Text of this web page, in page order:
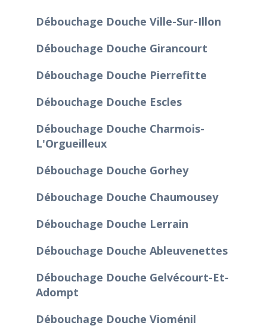
Débouchage Douche Ville-Sur-Illon
Débouchage Douche Girancourt
Débouchage Douche Pierrefitte
Débouchage Douche Escles
Débouchage Douche Charmois-
L'Orgueilleux
Débouchage Douche Gorhey
Débouchage Douche Chaumousey
Débouchage Douche Lerrain
Débouchage Douche Ableuvenettes
Débouchage Douche Gelvécourt-Et-
Adompt
Débouchage Douche Vioménil